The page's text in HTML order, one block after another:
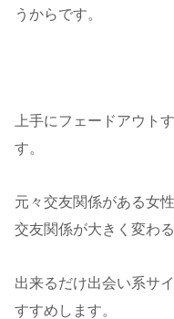
うからです。
上手にフェードアウト
す。
元々交友関係がある女
交友関係が大きく変わ
出来るだけ出会い系サ
すすめします。